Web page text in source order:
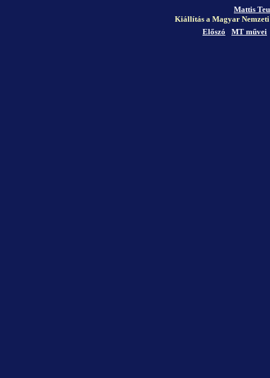
Mattis
Kiállítás a Magyar
Előszó
MT művei